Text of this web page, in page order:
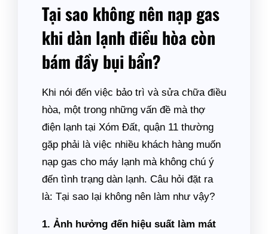
Tại sao không nên nạp gas
khi dàn lạnh điều hòa còn
bám đầy bụi bẩn?
Khi nói đến việc bảo trì và sửa chữa điều
hòa, một trong những vấn đề mà thợ
điện lạnh tại Xóm Đất, quận 11 thường
gặp phải là việc nhiều khách hàng muốn
nạp gas cho máy lạnh mà không chú ý
đến tình trạng dàn lạnh. Câu hỏi đặt ra
là: Tại sao lại không nên làm như vậy?
1. Ảnh hưởng đến hiệu suất làm mát